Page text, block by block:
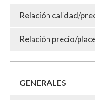
Relación calidad/
Relación precio/
GENERALES